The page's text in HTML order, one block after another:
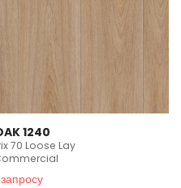
1240
70 Loose Lay